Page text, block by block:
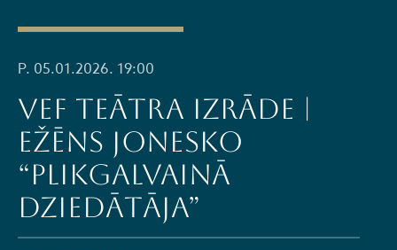
P. 05.01.2026. 19:00
VEF TEĀTRA IZRĀDE |
Ežēns Jonesko
“PLIKGALVAINĀ
DZIEDĀTĀJA”